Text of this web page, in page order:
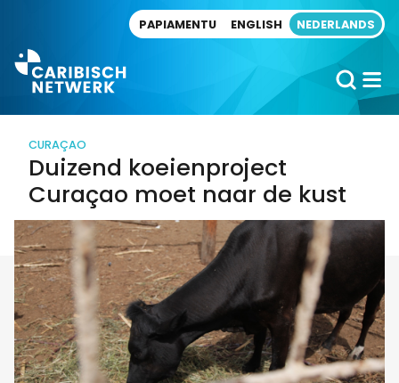
PAPIAMENTU ENGLISH NEDERLANDS
CURAÇAO
Duizend koeienproject
Curaçao moet naar de kust